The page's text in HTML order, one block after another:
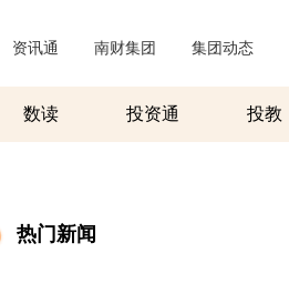
资讯通 南财集团 集团动态
数读 投资通 投教
热门新闻